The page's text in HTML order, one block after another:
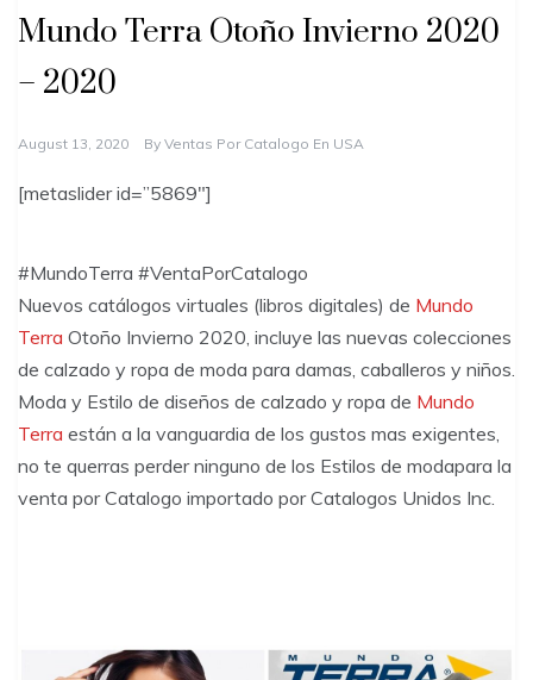
Mundo Terra Otoño Invierno 2020
– 2020
August 13, 2020 By Ventas Por Catalogo En USA
[metaslider id=”5869″]
#MundoTerra #VentaPorCatalogo
Nuevos catálogos virtuales (libros digitales) de Mundo
Terra Otoño Invierno 2020, incluye las nuevas colecciones
de calzado y ropa de moda para damas, caballeros y niños.
Moda y Estilo de diseños de calzado y ropa de Mundo
Terra están a la vanguardia de los gustos mas exigentes,
no te querras perder ninguno de los Estilos de modapara la
venta por Catalogo importado por Catalogos Unidos Inc.